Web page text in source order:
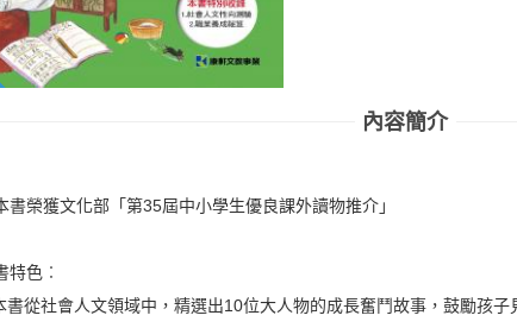
內容簡介
榮獲文化部「第35屆中小學生優良課外讀物推介」
特色︰
書從社會人文領域中，精選出10位大人物的成長奮鬥故事，鼓勵孩子